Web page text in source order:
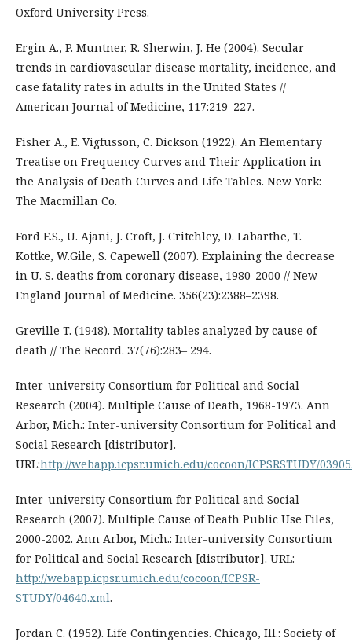
Oxford University Press.
Ergin A., P. Muntner, R. Sherwin, J. He (2004). Secular
trends in cardiovascular disease mortality, incidence, and
case fatality rates in adults in the United States //
American Journal of Medicine, 117:219–227.
Fisher A., E. Vigfusson, C. Dickson (1922). An Elementary
Treatise on Frequency Curves and Their Application in
the Analysis of Death Curves and Life Tables. New York:
The Macmillan Co.
Ford E.S., U. Ajani, J. Croft, J. Critchley, D. Labarthe, T.
Kottke, W.Gile, S. Capewell (2007). Explaining the decrease
in U. S. deaths from coronary disease, 1980-2000 // New
England Journal of Medicine. 356(23):2388–2398.
Greville T. (1948). Mortality tables analyzed by cause of
death // The Record. 37(76):283– 294.
Inter-university Consortium for Political and Social
Research (2004). Multiple Cause of Death, 1968-1973. Ann
Arbor, Mich.: Inter-university Consortium for Political and
Social Research [distributor].
URL:http://webapp.icpsr.umich.edu/cocoon/ICPSRSTUDY/
Inter-university Consortium for Political and Social
Research (2007). Multiple Cause of Death Public Use Files,
2000-2002. Ann Arbor, Mich.: Inter-university Consortium
for Political and Social Research [distributor]. URL:
http://webapp.icpsr.umich.edu/cocoon/ICPSR-
STUDY/04640.xml.
Jordan C. (1952). Life Contingencies. Chicago, Ill.: Society of